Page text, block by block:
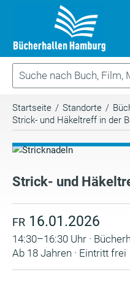
Startseite / Standorte /
Strick- und Häkeltreff in der
Strick- und
FR 16.01.2026
14:30–16:30 Uhr ·
Ab 18 Jahren · Eintritt frei